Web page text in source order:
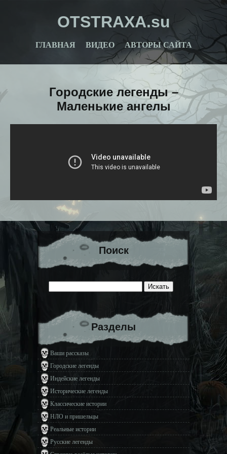
OTSTRAXA.su
ГЛАВНАЯ ВИДЕО АВТОРЫ САЙТА
Городские легенды –
Маленькие ангелы
Поиск
Разделы
Ваши рассказы
Городские легенды
Индейские легенды
Исторические легенды
Классические истории
НЛО и пришельцы
Реальные истории
Русские легенды